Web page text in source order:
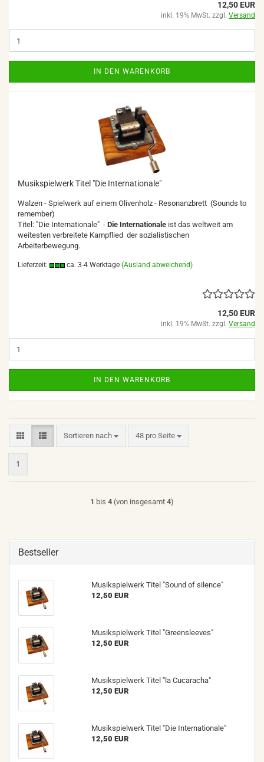
12,50 EUR
inkl. 19% MwSt. zzgl. Versand
IN DEN WARENKORB
Musikspielwerk Titel "Die Internationale"
Walzen - Spielwerk auf einem Olivenholz - Resonanzbrett (Sounds to
remember)
Titel: "Die Internationale" - Die Internationale ist das weltweit am
weitesten verbreitete Kampflied der sozialistischen
Arbeiterbewegung.
Lieferzeit: ca. 3-4 Werktage (Ausland abweichend)
12,50 EUR
inkl. 19% MwSt. zzgl. Versand
IN DEN WARENKORB
Sortieren nach
Sortieren nach 48 pro Seite
pro Seite
1
1 bis 4 (von insgesamt 4)
Bestseller
Musikspielwerk Titel "Sound of silence"
12,50 EUR
Musikspielwerk Titel "Greensleeves"
12,50 EUR
Musikspielwerk Titel "la Cucaracha"
12,50 EUR
Musikspielwerk Titel "Die Internationale"
12,50 EUR